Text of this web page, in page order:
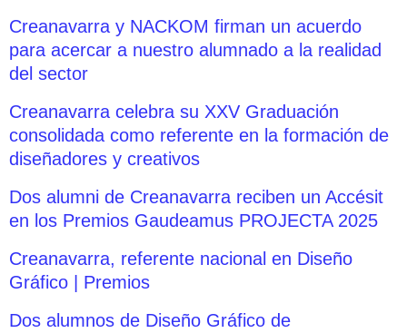
Creanavarra y NACKOM firman un acuerdo
para acercar a nuestro alumnado a la realidad
del sector
Creanavarra celebra su XXV Graduación
consolidada como referente en la formación de
diseñadores y creativos
Dos alumni de Creanavarra reciben un Accésit
en los Premios Gaudeamus PROJECTA 2025
Creanavarra, referente nacional en Diseño
Gráfico | Premios
Dos alumnos de Diseño Gráfico de